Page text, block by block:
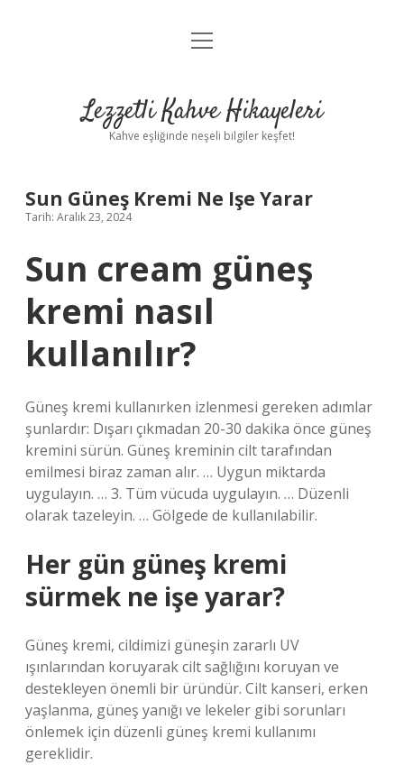
Anasayfa
Yasal Uyarı
menüyü
Lezzetli Kahve Hikayeleri
Kahve eşliğinde neşeli bilgiler keşfet!
Sun Güneş Kremi Ne Işe Yarar
Tarih: Aralık 23, 2024
Sun cream güneş
kremi nasıl
kullanılır?
Güneş kremi kullanırken izlenmesi gereken adımlar
şunlardır: Dışarı çıkmadan 20-30 dakika önce güneş
kremini sürün. Güneş kreminin cilt tarafından
emilmesi biraz zaman alır. … Uygun miktarda
uygulayın. … 3. Tüm vücuda uygulayın. … Düzenli
olarak tazeleyin. … Gölgede de kullanılabilir.
Her gün güneş kremi
sürmek ne işe yarar?
Güneş kremi, cildimizi güneşin zararlı UV
ışınlarından koruyarak cilt sağlığını koruyan ve
destekleyen önemli bir üründür. Cilt kanseri, erken
yaşlanma, güneş yanığı ve lekeler gibi sorunları
önlemek için düzenli güneş kremi kullanımı
gereklidir.